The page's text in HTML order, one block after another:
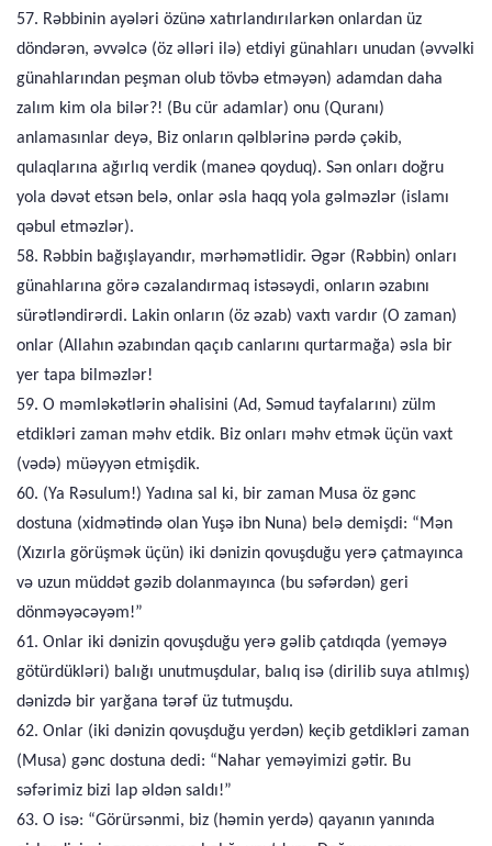
57. Rəbbinin ayələri özünə xatırlandırılarkən onlardan üz
döndərən, əvvəlcə (öz əlləri ilə) etdiyi günahları unudan (əvvəlki
günahlarından peşman olub tövbə etməyən) adamdan daha
zalım kim ola bilər?! (Bu cür adamlar) onu (Quranı)
anlamasınlar deyə, Biz onların qəlblərinə pərdə çəkib,
qulaqlarına ağırlıq verdik (maneə qoyduq). Sən onları doğru
yola dəvət etsən belə, onlar əsla haqq yola gəlməzlər (islamı
qəbul etməzlər).
58. Rəbbin bağışlayandır, mərhəmətlidir. Əgər (Rəbbin) onları
günahlarına görə cəzalandırmaq istəsəydi, onların əzabını
sürətləndirərdi. Lakin onların (öz əzab) vaxtı vardır (O zaman)
onlar (Allahın əzabından qaçıb canlarını qurtarmağa) əsla bir
yer tapa bilməzlər!
59. O məmləkətlərin əhalisini (Ad, Səmud tayfalarını) zülm
etdikləri zaman məhv etdik. Biz onları məhv etmək üçün vaxt
(vədə) müəyyən etmişdik.
60. (Ya Rəsulum!) Yadına sal ki, bir zaman Musa öz gənc
dostuna (xidmətində olan Yuşə ibn Nuna) belə demişdi: “Mən
(Xızırla görüşmək üçün) iki dənizin qovuşduğu yerə çatmayınca
və uzun müddət gəzib dolanmayınca (bu səfərdən) geri
dönməyəcəyəm!”
61. Onlar iki dənizin qovuşduğu yerə gəlib çatdıqda (yeməyə
götürdükləri) balığı unutmuşdular, balıq isə (dirilib suya atılmış)
dənizdə bir yarğana tərəf üz tutmuşdu.
62. Onlar (iki dənizin qovuşduğu yerdən) keçib getdikləri zaman
(Musa) gənc dostuna dedi: “Nahar yeməyimizi gətir. Bu
səfərimiz bizi lap əldən saldı!”
63. O isə: “Görürsənmi, biz (həmin yerdə) qayanın yanında